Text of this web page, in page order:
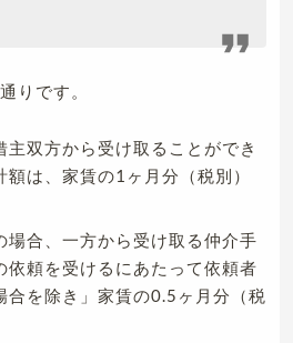
りです。
主双方から受け取ることができ
は、家賃の1ヶ月分（税別）
場合、一方から受け取る仲介手
依頼を受けるにあたって依頼者
合を除き」家賃の0.5ヶ月分（税